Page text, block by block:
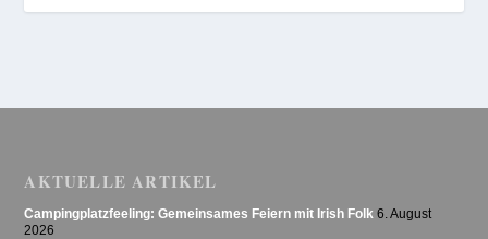
AKTUELLE ARTIKEL
Campingplatzfeeling: Gemeinsames Feiern mit Irish Folk 6. August
2026